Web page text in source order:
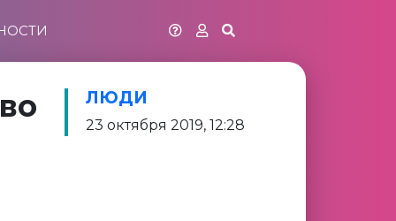
ЛЮДИ
23 октября 2019, 12:28